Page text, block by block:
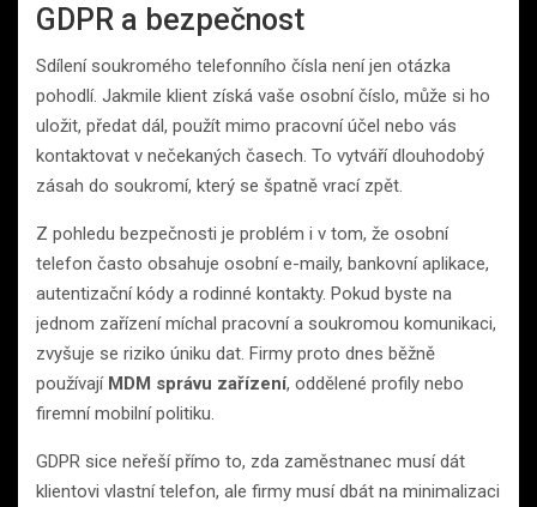
GDPR a bezpečnost
Sdílení soukromého telefonního čísla není jen otázka
pohodlí. Jakmile klient získá vaše osobní číslo, může si ho
uložit, předat dál, použít mimo pracovní účel nebo vás
kontaktovat v nečekaných časech. To vytváří dlouhodobý
zásah do soukromí, který se špatně vrací zpět.
Z pohledu bezpečnosti je problém i v tom, že osobní
telefon často obsahuje osobní e-maily, bankovní aplikace,
autentizační kódy a rodinné kontakty. Pokud byste na
jednom zařízení míchal pracovní a soukromou komunikaci,
zvyšuje se riziko úniku dat. Firmy proto dnes běžně
používají MDM správu zařízení, oddělené profily nebo
firemní mobilní politiku.
GDPR sice neřeší přímo to, zda zaměstnanec musí dát
klientovi vlastní telefon, ale firmy musí dbát na minimalizaci